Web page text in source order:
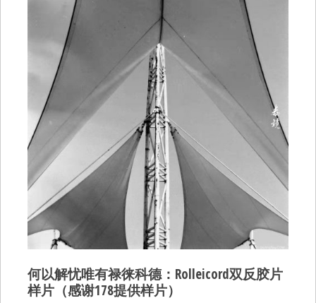
何以解忧唯有禄徕科德：Rolleicord双反胶片
样片（感谢178提供样片）